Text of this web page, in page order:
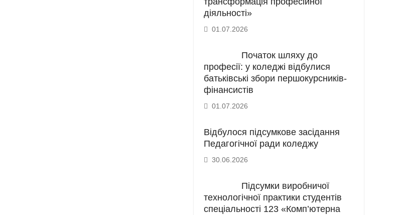
діяльності»
01.07.2026
Початок шляху до
професії: у коледжі відбулися
батьківські збори першокурсників-
фінансистів
01.07.2026
Відбулося підсумкове засідання
Педагогічної ради коледжу
30.06.2026
Підсумки виробничої
технологічної практики студентів
спеціальності 123 «Комп’ютерна